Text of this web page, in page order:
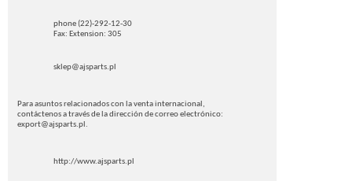
phone (22)-292-12-30
Fax: Extension: 305
sklep@ajsparts.pl
Para asuntos relacionados con la venta internacional,
contáctenos a través de la dirección de correo electrónico:
export@ajsparts.pl.
http://www.ajsparts.pl